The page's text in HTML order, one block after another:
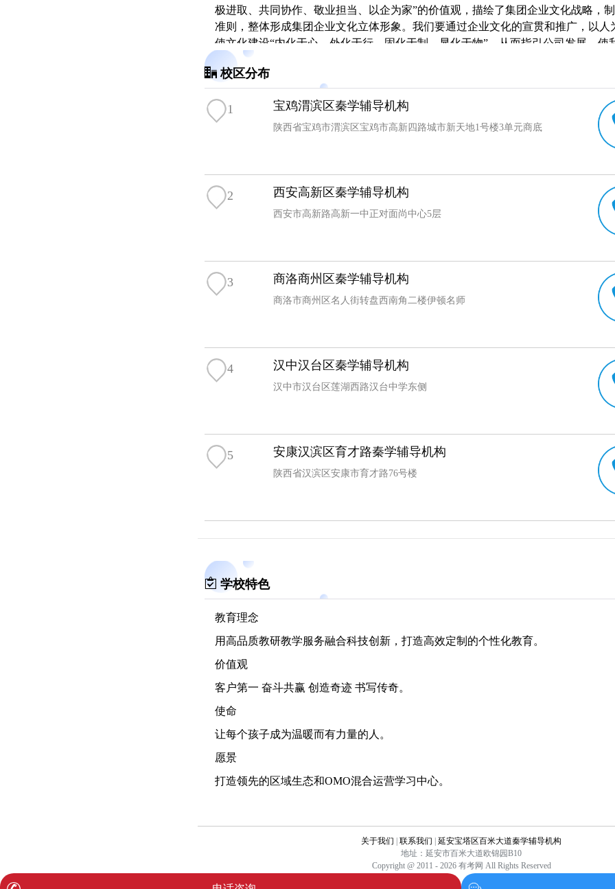
极进取、共同协作、敬业担当、以企为家”的价值观，描绘了集团企业文化战略，
准则，整体形成集团企业文化立体形象。我们要通过企业文化的宣贯和推广，以人
使文化建设“内化于心、外化于行、固化于制、显化于物”，从而指引公司发展，使
集团战略发展的精神动力和重要支撑。希望全体秦学人知行合一，共同践行企业
力、增添企业软实力、携手同行，创造奇迹，书写传奇!
校区分布
1 宝鸡渭滨区秦学辅导机构
陕西省宝鸡市渭滨区宝鸡市高新四路城市新天地1号楼3单元商底
2 西安高新区秦学辅导机构
西安市高新路高新一中正对面尚中心5层
3 商洛商州区秦学辅导机构
商洛市商州区名人街转盘西南角二楼伊顿名师
4 汉中汉台区秦学辅导机构
汉中市汉台区莲湖西路汉台中学东侧
5 安康汉滨区育才路秦学辅导机构
陕西省汉滨区安康市育才路76号楼
学校特色
教育理念
用高品质教研教学服务融合科技创新，打造高效定制的个性化教育。
价值观
客户第一 奋斗共赢 创造奇迹 书写传奇。
使命
让每个孩子成为温暖而有力量的人。
愿景
打造领先的区域生态和OMO混合运营学习中心。
关于我们 | 联系我们 | 延安宝塔区百米大道秦学辅导机构
地址：延安市百米大道欧锦园B10
Copyright @ 2011 - 2026 有考网 All Rights Reserved